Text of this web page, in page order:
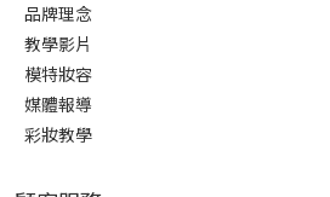
品牌理念
教學影片
模特妝容
媒體報導
彩妝教學